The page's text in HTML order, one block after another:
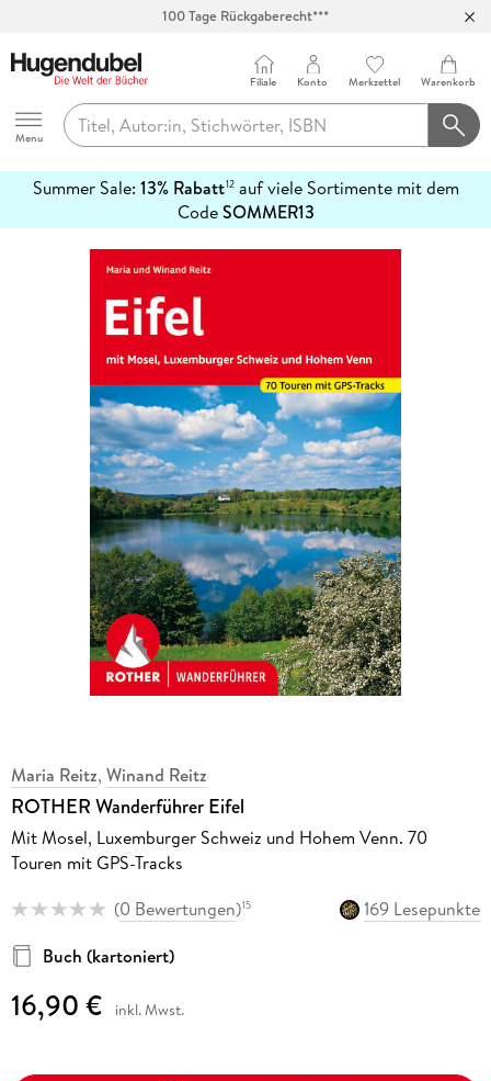
100 Tage Rückgaberecht***
Hugendubel
Menu
Filiale Konto Merkzettel Warenkorb
Summer Sale: 13% Rabatt12auf viele Sortimente mit dem
CodeSOMMER13
erfahren
Maria Reitz, Winand Reitz
ROTHER Wanderführer Eifel
Mit Mosel, Luxemburger Schweiz und Hohem Venn. 70
Touren mit GPS-Tracks
(0 Bewertungen)15
169 Lesepunkte
Buch (kartoniert)
16,90 € inkl. Mwst.